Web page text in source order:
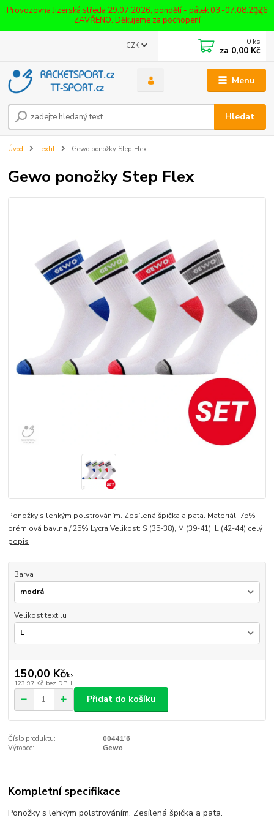
Provozovna Jizerská středa 29.07.2026, pondělí - pátek 03.-07.08.2026
ZAVŘENO. Děkujeme za pochopení
Menu
CZK
Hledat
0 ks
za 0,00 Kč
Úvod Textil Gewo ponožky Step Flex
Gewo ponožky Step Flex
Ponožky s lehkým polstrováním. Zesílená špička a pata. Materiál: 75%
prémiová bavlna / 25% Lycra Velikost: S (35-38), M (39-41), L (42-44) celý
popis
Barva
Velikost textilu
150,00 Kč/ks
123,97 Kč bez DPH
Přidat do košíku
Číslo produktu:
00441'6
Výrobce:
Gewo
Kompletní specifikace
Ponožky s lehkým polstrováním. Zesílená špička a pata.